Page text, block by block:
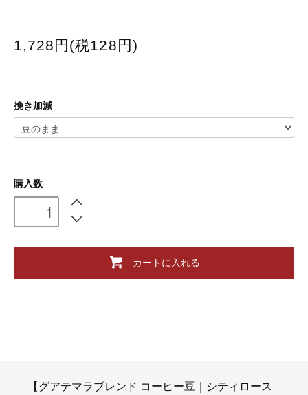
1,728円(税128円)
挽き加減
購入数
カートに入れる
【グアテマラブレンド コーヒー豆｜シティロース